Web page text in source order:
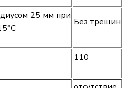
25 мм при
Без трещин
110